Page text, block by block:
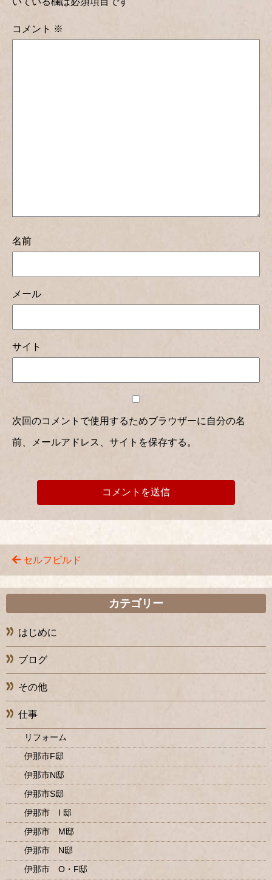
コメント ※
名前
メール
サイト
次回のコメントで使用するためブラウザーに自分の名
前、メールアドレス、サイトを保存する。
セルフビルド
カテゴリー
はじめに
ブログ
その他
仕事
リフォーム
伊那市F邸
伊那市N邸
伊那市S邸
伊那市 I 邸
伊那市 M邸
伊那市 N邸
伊那市 O・F邸